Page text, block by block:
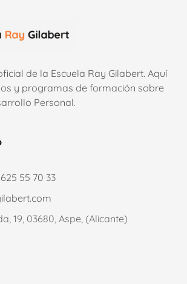
de la Escuela Ray Gilabert. Aquí
y programas de formación sobre
Personal.
55 70 33
19, 03680, Aspe, (Alicante)